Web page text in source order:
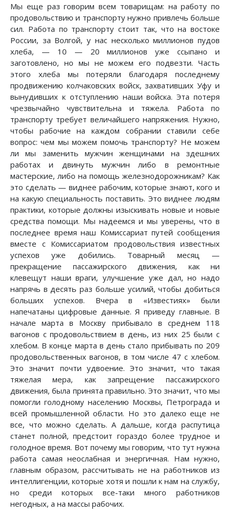
Мы еще раз говорим всем товарищам: на работу по
продовольствию и транспорту нужно привлечь больше
сил. Работа по транспорту стоит так, что на востоке
России, за Волгой, у нас несколько миллионов пудов
хлеба, — 10 — 20 миллионов уже ссыпано и
заготовлено, но мы не можем его подвезти. Часть
этого хлеба мы потеряли благодаря последнему
продвижению колчаковских войск, захвативших Уфу и
вынудивших к отступлению наши войска. Эта потеря
чрезвычайно чувствительна и тяжела. Работа по
транспорту требует величайшего напряжения. Нужно,
чтобы рабочие на каждом собрании ставили себе
вопрос: чем мы можем помочь транспорту? Не можем
ли мы заменить мужчин женщинами на здешних
работах и двинуть мужчин либо в ремонтные
мастерские, либо на помощь железнодорожникам? Как
это сделать — виднее рабочим, которые знают, кого и
на какую специальность поставить. Это виднее людям
практики, которые должны изыскивать новые и новые
средства помощи. Мы надеемся и мы уверены, что в
последнее время наш Комиссариат путей сообщения
вместе с Комиссариатом продовольствия известных
успехов уже добились. Товарный месяц —
прекращение пассажирского движения, как ни
клевещут наши враги, улучшение уже дал, но надо
напрячь в десять раз больше усилий, чтобы добиться
больших успехов. Вчера в «Известиях» были
напечатаны цифровые данные. Я приведу главные. В
начале марта в Москву прибывало в среднем 118
вагонов с продовольствием в день, из них 25 были с
хлебом. В конце марта в день стало прибывать по 209
продовольственных вагонов, в том числе 47 с хлебом.
Это значит почти удвоение. Это значит, что такая
тяжелая мера, как запрещение пассажирского
движения, была принята правильно. Это значит, что мы
помогли голодному населению Москвы, Петрограда и
всей промышленной области. Но это далеко еще не
все, что можно сделать. А дальше, когда распутица
станет полной, предстоит гораздо более трудное и
голодное время. Вот почему мы говорим, что тут нужна
работа самая неослабная и энергичная. Нам нужно,
главным образом, рассчитывать не на работников из
интеллигенции, которые хотя и пошли к нам на службу,
но среди которых все-таки много работников
негодных, а на массы рабочих.